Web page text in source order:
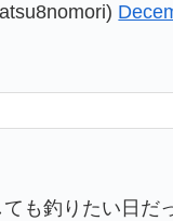
も釣りたい日だ